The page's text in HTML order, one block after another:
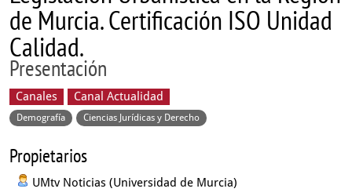
de Murcia. Certificación ISO Unidad
Calidad.
Presentación
Canales Canal Actualidad
Demografía Ciencias Jurídicas y Derecho
Propietarios
UMtv Noticias (Universidad de Murcia)